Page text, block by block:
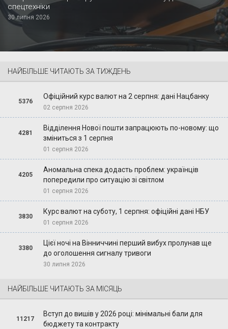
спецтехніки
30 липня 2026
НАЙБІЛЬШЕ ЧИТАЮТЬ ЗА ТИЖДЕНЬ
5376
Офіційний курс валют на 2 серпня: дані Нацбанку
02 серпня 2026
4281
Відділення Нової пошти запрацюють по-новому: що
зміниться з 1 серпня
01 серпня 2026
4205
Аномальна спека додасть проблем: українців
попередили про ситуацію зі світлом
01 серпня 2026
3830
Курс валют на суботу, 1 серпня: офіційні дані НБУ
01 серпня 2026
3380
Цієї ночі на Вінниччині перший вибух пролунав ще
до оголошення сигналу тривоги
30 липня 2026
НАЙБІЛЬШЕ ЧИТАЮТЬ ЗА МІСЯЦЬ
11217
Вступ до вишів у 2026 році: мінімальні бали для
бюджету та контракту